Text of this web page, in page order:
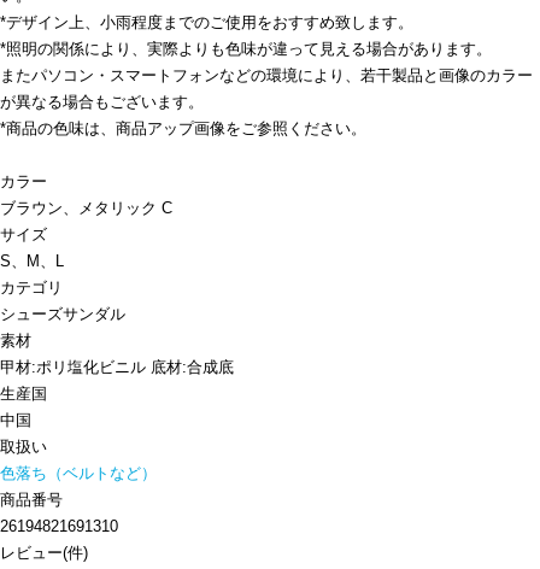
*デザイン上、小雨程度までのご使用をおすすめ致します。
*照明の関係により、実際よりも色味が違って見える場合があります。
またパソコン・スマートフォンなどの環境により、若干製品と画像のカラー
が異なる場合もございます。
*商品の色味は、商品アップ画像をご参照ください。
カラー
ブラウン、メタリック C
サイズ
S、M、L
カテゴリ
シューズサンダル
素材
甲材:ポリ塩化ビニル 底材:合成底
生産国
中国
取扱い
色落ち（ベルトなど）
商品番号
26194821691310
レビュー(件)